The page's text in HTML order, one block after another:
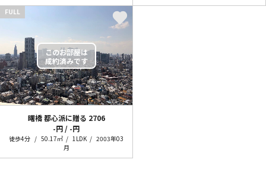
FULL
曙橋 都心派に贈る 2706
-円 / -円
徒歩4分 50.17㎡ 1LDK
2003年03
月